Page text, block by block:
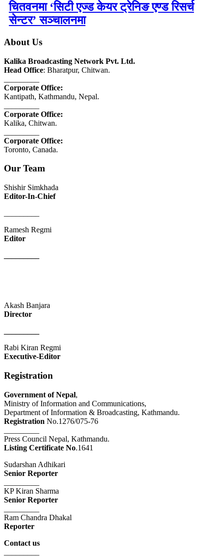
चितवनमा ‘सिटी एज्ड केयर ट्रेनिङ एण्ड रिसर्च
सेन्टर’ सञ्चालनमा
About Us
Kalika Broadcasting Network Pvt. Ltd.
Head Office: Bharatpur, Chitwan.
Corporate Office:
Kantipath, Kathmandu, Nepal.
Corporate Office:
Kalika, Chitwan.
Corporate Office:
Toronto, Canada.
Our Team
Shishir Simkhada
Editor-In-Chief
Ramesh Regmi
Editor
Akash Banjara
Director
Rabi Kiran Regmi
Executive-Editor
Registration
Government of Nepal,
Ministry of Information and Communications,
Department of Information & Broadcasting, Kathmandu.
Registration No.1276/075-76
Press Council Nepal, Kathmandu.
Listing Certificate No.1641
Sudarshan Adhikari
Senior Reporter
KP Kiran Sharma
Senior Reporter
Ram Chandra Dhakal
Reporter
Contact us